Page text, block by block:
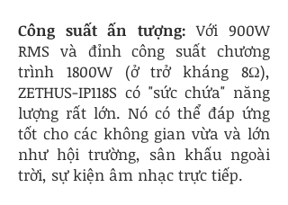
Công suất ấn tượng: Với 900W
RMS và đỉnh công suất chương
trình 1800W (ở trở kháng 8Ω),
ZETHUS-IP118S có "sức chứa" năng
lượng rất lớn. Nó có thể đáp ứng
tốt cho các không gian vừa và lớn
như hội trường, sân khấu ngoài
trời, sự kiện âm nhạc trực tiếp.